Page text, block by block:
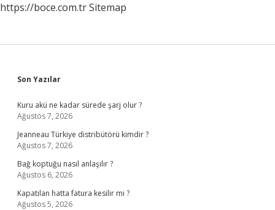
https://boce.com.trSitemap
Sidebar
Son Yazılar
Kuru akü ne kadar sürede şarj olur ?
Ağustos 7, 2026
Jeanneau Türkiye distribütörü kimdir ?
Ağustos 7, 2026
Bağ koptuğu nasıl anlaşılır ?
Ağustos 6, 2026
Kapatılan hatta fatura kesilir mi ?
Ağustos 5, 2026